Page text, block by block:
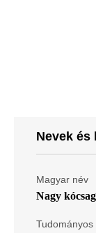
Nevek és
Magyar név
Nagy kócsag
Tudományos